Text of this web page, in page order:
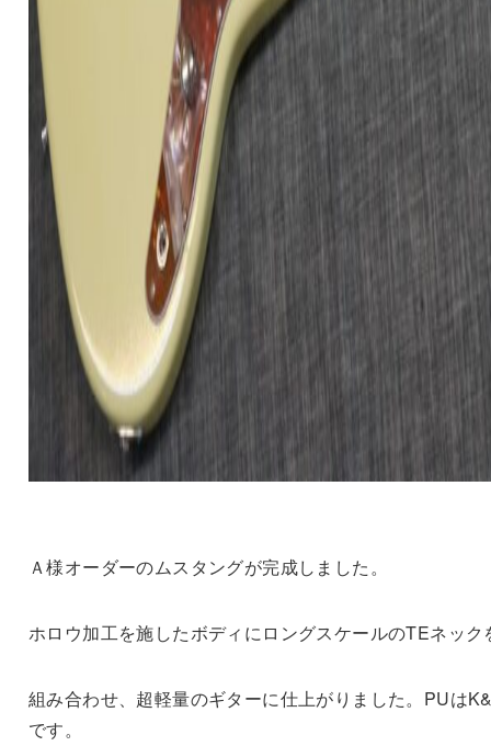
Ａ様オーダーのムスタングが完成しました。
ホロウ加工を施したボディにロングスケールのTEネック
組み合わせ、超軽量のギターに仕上がりました。PUは
です。